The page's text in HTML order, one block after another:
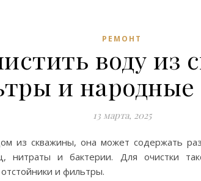
РЕМОНТ
воду из
и народные
13 марта, 2025
из скважины, она может содержать
нитраты и бактерии. Для очистки
и фильтры.